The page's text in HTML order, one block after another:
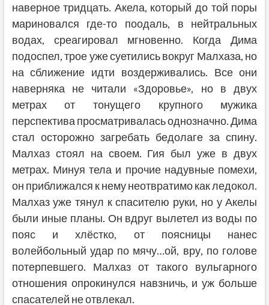
наверное тридцать. Акела, который до той поры
мариновался где-то поодаль, в нейтральных
водах, среагировал мгновенно. Когда Дима
подоспел, трое уже суетились вокруг Малхаза, но
на сближение идти воздерживались. Все они
наверняка не читали «Здоровье», но в двух
метрах от тонущего крупного мужика
перспектива просматривалась однозначно. Дима
стал осторожно загребать бедолаге за спину.
Малхаз стоял на своем. Гия был уже в двух
метрах. Минуя тела и прочие надувные помехи,
он приближался к нему неотвратимо как ледокол.
Малхаз уже тянул к спасителю руки, но у Акелы
были иные планы. Он вдруг вылетел из воды по
пояс и хлёстко, от поясницы нанес
волейбольный удар по мячу…ой, вру, по голове
потерпевшего. Малхаз от такого вульгарного
отношения опрокинулся навзничь, и уж больше
спасателей не отвлекал.